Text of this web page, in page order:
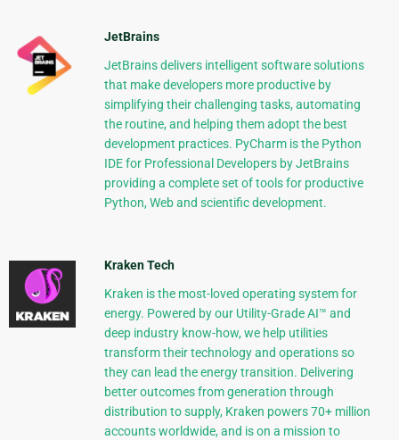
JetBrains
JetBrains delivers intelligent software solutions
that make developers more productive by
simplifying their challenging tasks, automating
the routine, and helping them adopt the best
development practices. PyCharm is the Python
IDE for Professional Developers by JetBrains
providing a complete set of tools for productive
Python, Web and scientific development.
Kraken Tech
Kraken is the most-loved operating system for
energy. Powered by our Utility-Grade AI™ and
deep industry know-how, we help utilities
transform their technology and operations so
they can lead the energy transition. Delivering
better outcomes from generation through
distribution to supply, Kraken powers 70+ million
accounts worldwide, and is on a mission to